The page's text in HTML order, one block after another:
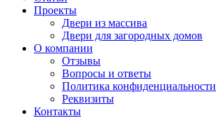
Проекты
Двери из массива
Двери для загородных домов
О компании
Отзывы
Вопросы и ответы
Политика конфиденциальности
Реквизиты
Контакты